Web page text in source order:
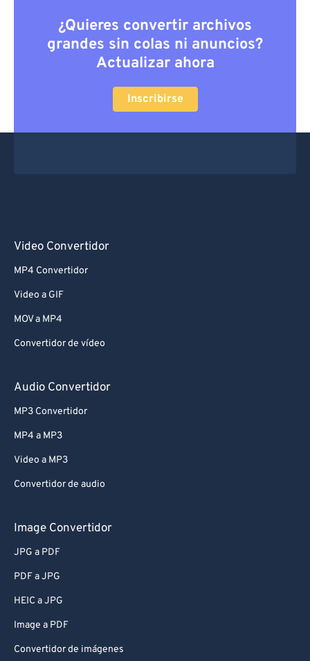
¿Quieres convertir archivos
grandes sin colas ni anuncios?
Actualizar ahora
Inscribirse
Video Convertidor
MP4 Convertidor
Video a GIF
MOV a MP4
Convertidor de vídeo
Audio Convertidor
MP3 Convertidor
MP4 a MP3
Video a MP3
Convertidor de audio
Image Convertidor
JPG a PDF
PDF a JPG
HEIC a JPG
Image a PDF
Convertidor de imágenes